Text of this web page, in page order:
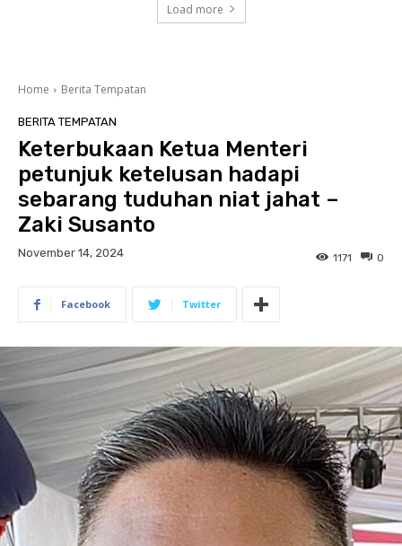
Load more